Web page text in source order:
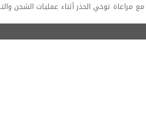
مراعاة توخي الحذر أثناء عمليات الشحن